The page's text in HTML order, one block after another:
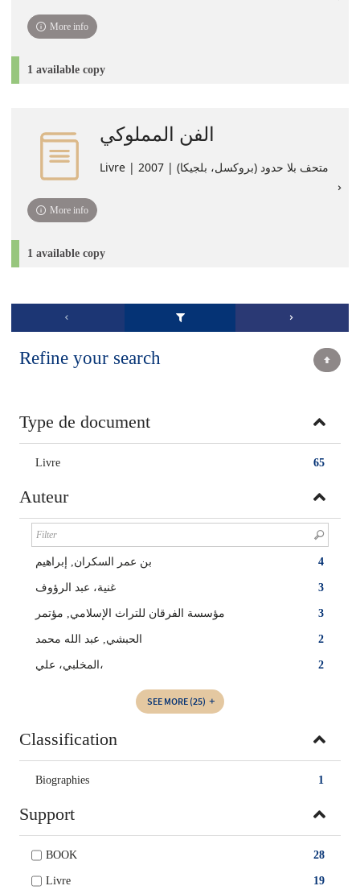
More info
1 available copy
الفن المملوكي
Livre | متحف بلا حدود (بروكسل، بلجيكا) | 2007
More info
1 available copy
Refine your search
Type de document
65
Livre
Auteur
4 بن عمر السكران‏, ‏إبراهيم‏
3 غنية، عبد الرؤوف
3 مؤسسة الفرقان للتراث الإسلامي, مؤتمر
2 الحبشي‏, ‏عبد الله محمد‏
2 المخلبي، علي،
SEE MORE (25)
Classification
1
Biographies
Support
28
BOOK
19
Livre